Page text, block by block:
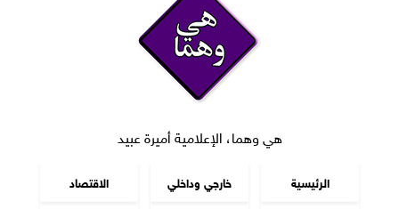
هي وهما، الإعلامية أميرة عبيد
الرئيسية خارجي وداخلي
الاقتصاد